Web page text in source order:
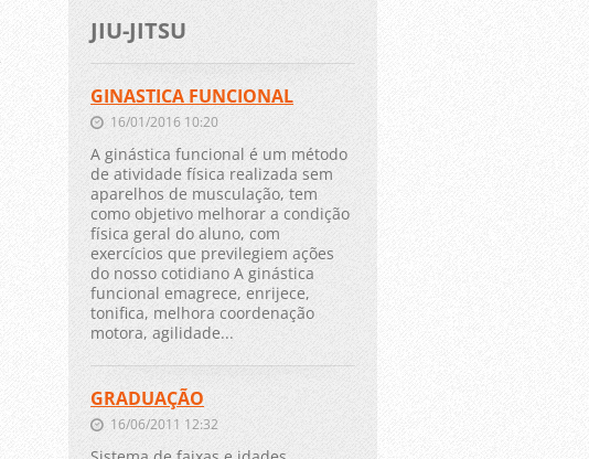
JIU-JITSU
GINASTICA FUNCIONAL
16/01/2016 10:20
A ginástica funcional é um método
de atividade física realizada sem
aparelhos de musculação, tem
como objetivo melhorar a condição
física geral do aluno, com
exercícios que previlegiem ações
do nosso cotidiano A ginástica
funcional emagrece, enrijece,
tonifica, melhora coordenação
motora, agilidade...
GRADUAÇÃO
16/06/2011 12:32